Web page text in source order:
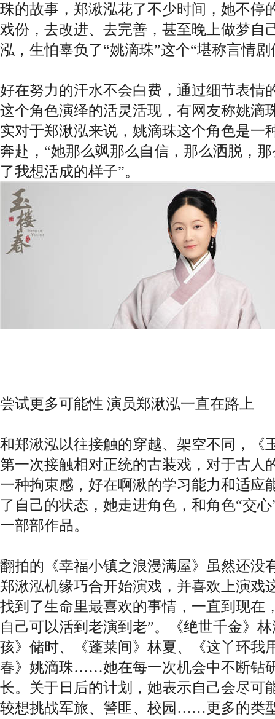
珠的故事，郑湫泓花了不少时间，她不停
戏份，去改进、去完善，甚至晚上做梦自
泓，生怕辜负了“姚滴珠”这个“堪称言情
好在努力的汗水不会白费，通过细节表情
这个角色演绎的活灵活现，有网友称姚滴
实对于郑湫泓来说，姚滴珠这个角色是一
奔赴，“她那么飒那么自信，那么洒脱，
了我想活成的样子”。
尝试更多可能性 演员郑湫泓一直在路上
和郑湫泓以往接触的穿越、架空不同，《
第一次接触相对正统的古装戏，对于古人
一种拘束感，好在啊湫的学习能力和适应
了自己的状态，她走进角色，和角色“交
一部部作品。
翻拍的《幸福小镇之浪漫满屋》虽然还没
郑湫泓机缘巧合开始演戏，并喜欢上演戏
找到了生命里最喜欢的事情，一直到现在
自己可以活到老演到老”。《绝世千金》
孩》储时、《蓬莱间》林夏、《这丫环我
春》姚滴珠……她在每一次机会中不断钻
长。关于日后的计划，她表示自己会尽可
较想挑战军旅、警匪、校园……更多的类